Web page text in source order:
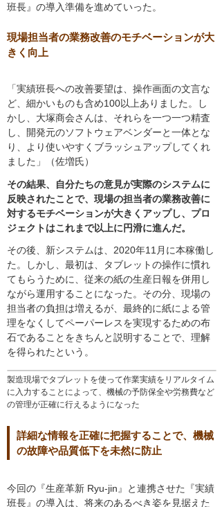
班長』の導入準備を進めていった。
現場担当者の業務改善のモチベーションが大
きく向上
製造現場でタブレットを使って作業実績をリアルタイム
に入力することによって、機械の予防保全や労務費など
の管理が正確に行えるようになった
「実績班長への改善要望は、操作画面の文言な
ど、細かいものも含め100以上ありました。し
かし、大塚商会さんは、それらを一つ一つ精査
し、開発元のソフトウェアベンダーと一体とな
り、より使いやすくブラッシュアップしてくれ
ました」（佐増氏）
その結果、自分たちの意見が実際のシステムに
反映されたことで、現場の担当者の業務改善に
対するモチベーションが大きくアップし、プロ
ジェクトはこれまで以上に円滑に進んだ。
その後、新システムは、2020年11月に本稼働し
た。しかし、最初は、タブレットの操作に慣れ
てもらうために、従来の紙の生産日報を併用し
ながら運用することになった。その分、現場の
担当者の負担は増えるが、最終的に紙による管
理をなくしてペーパーレスを実現するための布
石であることをきちんと説明することで、理解
を得られたという。
詳細な情報を正確に把握することで、機械
の故障や品質低下を未然に防止
今回の『生産革新 Ryu-jin』と連携させた『実績
班長』の導入は、将来のあるべき姿を見据えた